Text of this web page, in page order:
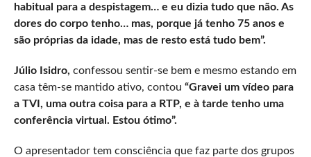
habitual para a despistagem… e eu dizia tudo que não. As
dores do corpo tenho… mas, porque já tenho 75 anos e
são próprias da idade, mas de resto está tudo bem”.
Júlio Isidro, confessou sentir-se bem e mesmo estando em
casa têm-se mantido ativo, contou “Gravei um vídeo para
a TVI, uma outra coisa para a RTP, e à tarde tenho uma
conferência virtual. Estou ótimo”.
O apresentador tem consciência que faz parte dos grupos